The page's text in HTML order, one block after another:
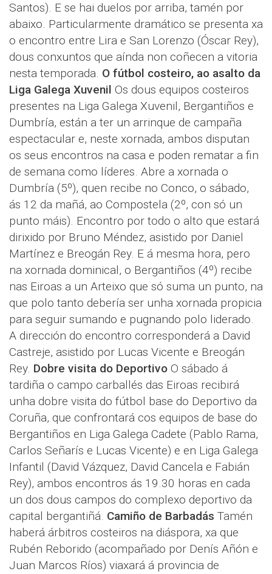
Santos). E se hai duelos por arriba, tamén por
abaixo. Particularmente dramático se presenta xa
o encontro entre Lira e San Lorenzo (Óscar Rey),
dous conxuntos que aínda non coñecen a vitoria
nesta temporada. O fútbol costeiro, ao asalto da
Liga Galega Xuvenil Os dous equipos costeiros
presentes na Liga Galega Xuvenil, Bergantiños e
Dumbría, están a ter un arrinque de campaña
espectacular e, neste xornada, ambos disputan
os seus encontros na casa e poden rematar a fin
de semana como líderes. Abre a xornada o
Dumbría (5º), quen recibe no Conco, o sábado,
ás 12 da mañá, ao Compostela (2º, con só un
punto máis). Encontro por todo o alto que estará
dirixido por Bruno Méndez, asistido por Daniel
Martínez e Breogán Rey. E á mesma hora, pero
na xornada dominical, o Bergantiños (4º) recibe
nas Eiroas a un Arteixo que só suma un punto, na
que polo tanto debería ser unha xornada propicia
para seguir sumando e pugnando polo liderado.
A dirección do encontro corresponderá a David
Castreje, asistido por Lucas Vicente e Breogán
Rey. Dobre visita do Deportivo O sábado á
tardiña o campo carballés das Eiroas recibirá
unha dobre visita do fútbol base do Deportivo da
Coruña, que confrontará cos equipos de base do
Bergantiños en Liga Galega Cadete (Pablo Rama,
Carlos Señarís e Lucas Vicente) e en Liga Galega
Infantil (David Vázquez, David Cancela e Fabián
Rey), ambos encontros ás 19.30 horas en cada
un dos dous campos do complexo deportivo da
capital bergantiñá. Camiño de Barbadás Tamén
haberá árbitros costeiros na diáspora, xa que
Rubén Reborido (acompañado por Denís Añón e
Juan Marcos Ríos) viaxará á provincia de